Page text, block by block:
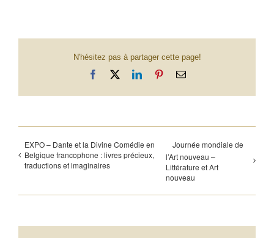
N'hésitez pas à partager cette page!
Facebook LinkedInPinterestEmail
EXPO – Dante et la Divine Comédie en
Belgique francophone : livres précieux,
traductions et imaginaires
Journée mondiale de
l’Art nouveau –
Littérature et Art
nouveau